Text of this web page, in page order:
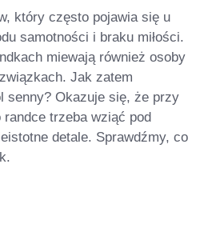
który często pojawia się u
samotności i braku miłości.
miewają również osoby
Jak zatem
senny? Okazuje się, że przy
trzeba wziąć pod
detale. Sprawdźmy, co